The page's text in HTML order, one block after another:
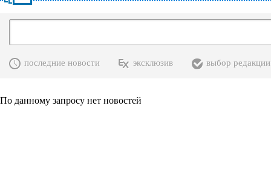
последние новости эксклюзив выбор редакции
По данному запросу нет новостей